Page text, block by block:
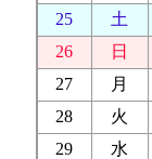
25
土
26
日
27
月
28
火
29
水